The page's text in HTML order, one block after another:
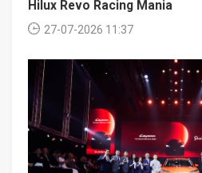
Hilux Revo Racing Mania
27-07-2026 11:37